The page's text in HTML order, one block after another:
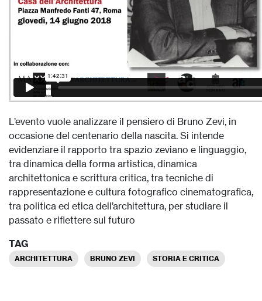
L’evento vuole analizzare il pensiero di Bruno Zevi, in
occasione del centenario della nascita. Si intende
evidenziare il rapporto tra spazio zeviano e linguaggio,
tra dinamica della forma artistica, dinamica
architettonica e scrittura critica, tra tecniche di
rappresentazione e cultura fotografico cinematografica,
tra politica ed etica dell’architettura, per studiare il
passato e riflettere sul futuro
TAG
ARCHITETTURA BRUNO ZEVI STORIA E CRITICA